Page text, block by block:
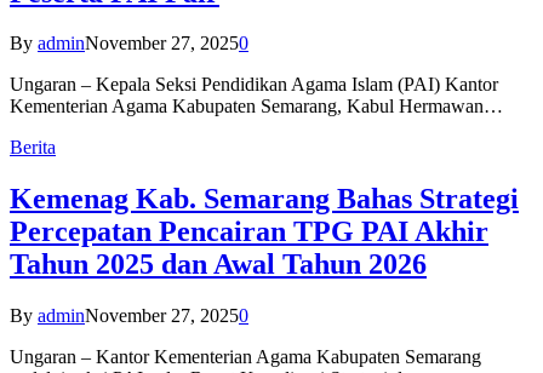
By adminNovember 27, 20250
Ungaran – Kepala Seksi Pendidikan Agama Islam (PAI) Kantor
Kementerian Agama Kabupaten Semarang, Kabul Hermawan…
Berita
Kemenag Kab. Semarang Bahas Strategi
Percepatan Pencairan TPG PAI Akhir
Tahun 2025 dan Awal Tahun 2026
By adminNovember 27, 20250
Ungaran – Kantor Kementerian Agama Kabupaten Semarang